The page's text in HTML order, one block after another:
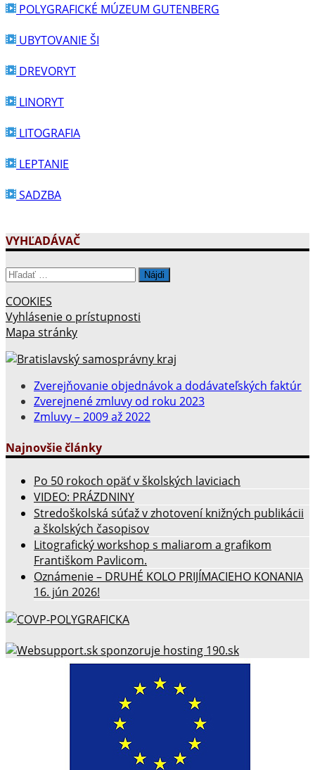
POLYGRAFICKÉ MÚZEUM GUTENBERG
UBYTOVANIE ŠI
DREVORYT
LINORYT
LITOGRAFIA
LEPTANIE
SADZBA
VYHĽADÁVAČ
Hľadať:
COOKIES
Vyhlásenie o prístupnosti
Mapa stránky
Zverejňovanie objednávok a dodávateľských faktúr
Zverejnené zmluvy od roku 2023
Zmluvy – 2009 až 2022
Najnovšie články
Po 50 rokoch opäť v školských laviciach
VIDEO: PRÁZDNINY
Stredoškolská súťaž v zhotovení knižných publikácii
a školských časopisov
Litografický workshop s maliarom a grafikom
Františkom Pavlicom.
Oznámenie – DRUHÉ KOLO PRIJÍMACIEHO KONANIA
16. jún 2026!